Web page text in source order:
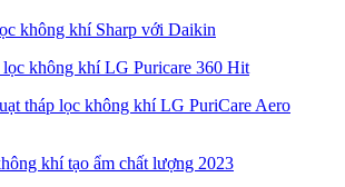
không khí Sharp với Daikin
không khí LG Puricare 360 Hit
tháp lọc không khí LG PuriCare Aero
khí tạo ẩm chất lượng 2023